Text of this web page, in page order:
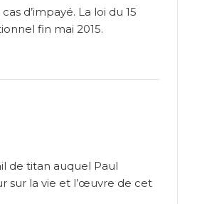
d’impayé. La loi du 15
fin mai 2015.
de titan auquel Paul
sur la vie et l’œuvre de cet